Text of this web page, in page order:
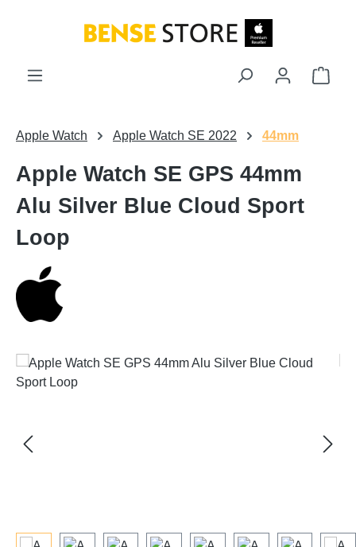
Apple Watch Apple Watch SE 2022 44mm
Apple Watch SE GPS 44mm
Alu Silver Blue Cloud Sport
Loop
Bildergalerie überspringen